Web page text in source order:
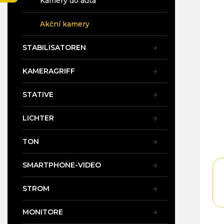
Akční kamery
STABILISATOREN
KAMERAGRIFF
STATIVE
LICHTER
TON
SMARTPHONE-VIDEO
STROM
MONITORE